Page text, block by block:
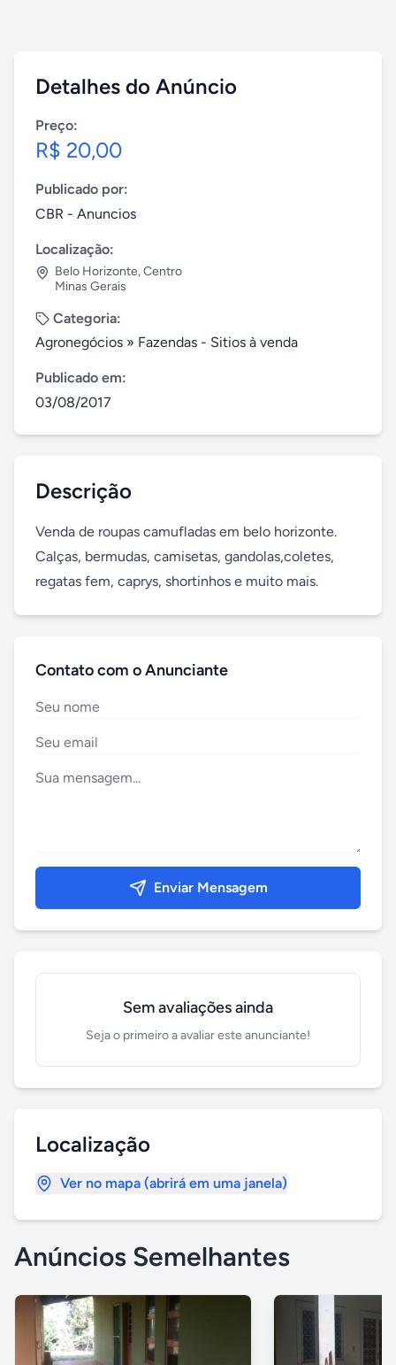
Detalhes do Anúncio
Preço:
R$ 20,00
Publicado por:
CBR - Anuncios
Localização:
Belo Horizonte,Centro
Minas Gerais
Categoria:
Agronegócios » Fazendas - Sitios à venda
Publicado em:
03/08/2017
Descrição
Venda de roupas camufladas em belo horizonte.
Calças, bermudas, camisetas, gandolas,coletes,
regatas fem, caprys, shortinhos e muito mais.
Contato com o Anunciante
Enviar Mensagem
Sem avaliações ainda
Seja o primeiro a avaliar este anunciante!
Localização
Ver no mapa (abrirá em uma janela)
Anúncios Semelhantes